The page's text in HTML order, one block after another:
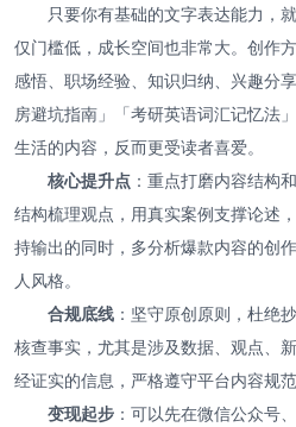
只要你有基础的文字表达能力，
仅门槛低，成长空间也非常大。创作
感悟、职场经验、知识归纳、兴趣分
房避坑指南」「考研英语词汇记忆法
生活的内容，反而更受读者喜爱。
核心提升点 ：重点打磨内容结构
结构梳理观点，用真实案例支撑论述
持输出的同时，多分析爆款内容的创
人风格。
合规底线 ：坚守原创原则，杜绝
核查事实，尤其是涉及数据、观点、
经证实的信息，严格遵守平台内容规范
变现起步 ：可以先在微信公众号